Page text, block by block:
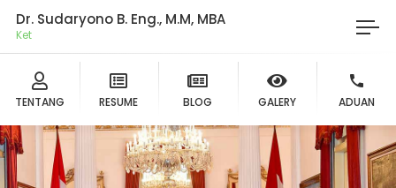
Dr. Sudaryono B. Eng., M.M, MBA
Ketua
TENTANG RESUME BLOG GALERY ADUAN